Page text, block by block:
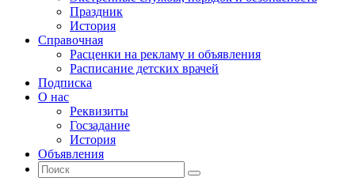
Праздник
История
Справочная
Расценки на рекламу и объявления
Расписание детских врачей
Подписка
О нас
Реквизиты
Госзадание
История
Объявления
Поиск
Искать:
Поиск